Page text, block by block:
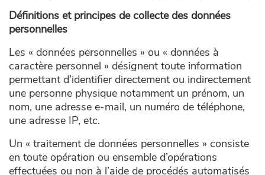
Définitions et principes de collecte des données
personnelles
Les « données personnelles » ou « données à
caractère personnel » désignent toute information
permettant d’identifier directement ou indirectement
une personne physique notamment un prénom, un
nom, une adresse e-mail, un numéro de téléphone,
une adresse IP, etc.
Un « traitement de données personnelles » consiste
en toute opération ou ensemble d’opérations
effectuées ou non à l’aide de procédés automatisés